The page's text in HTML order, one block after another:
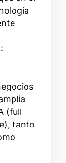
:
(full
tanto